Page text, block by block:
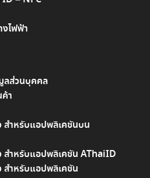
ไฟฟ้า
ลส่วนบุคคล
า
สำหรับแอปพลิเคชันบน
สำหรับแอปพลิเคชัน AThaiID
สำหรับแอปพลิเคชัน